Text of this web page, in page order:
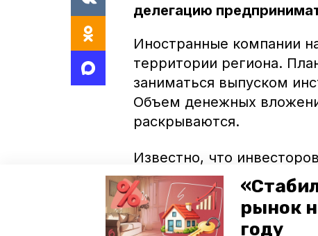
рынок
году
делегацию
Иностранные компании
территории региона.
заниматься выпуском
Объем денежных
раскрываются.
Известно, что
опережающего развития
льгот.
- В частности, в ходе